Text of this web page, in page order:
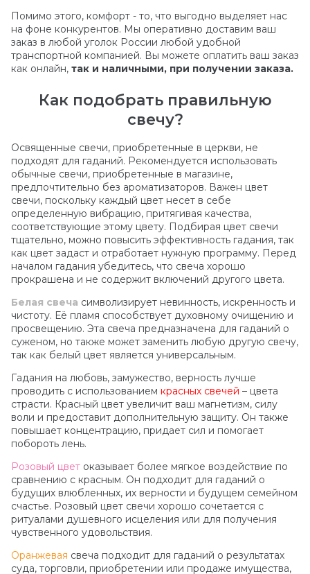
Помимо этого, комфорт - то, что выгодно выделяет нас
на фоне конкурентов. Мы оперативно доставим ваш
заказ в любой уголок России любой удобной
транспортной компанией. Вы можете оплатить ваш заказ
как онлайн, так и наличными, при получении заказа.
Как подобрать правильную
свечу?
Освященные свечи, приобретенные в церкви, не
подходят для гаданий. Рекомендуется использовать
обычные свечи, приобретенные в магазине,
предпочтительно без ароматизаторов. Важен цвет
свечи, поскольку каждый цвет несет в себе
определенную вибрацию, притягивая качества,
соответствующие этому цвету. Подбирая цвет свечи
тщательно, можно повысить эффективность гадания, так
как цвет задаст и отработает нужную программу. Перед
началом гадания убедитесь, что свеча хорошо
прокрашена и не содержит включений другого цвета.
Белая свеча символизирует невинность, искренность и
чистоту. Её пламя способствует духовному очищению и
просвещению. Эта свеча предназначена для гаданий о
суженом, но также может заменить любую другую свечу,
так как белый цвет является универсальным.
Гадания на любовь, замужество, верность лучше
проводить с использованием красных свечей – цвета
страсти. Красный цвет увеличит ваш магнетизм, силу
воли и предоставит дополнительную защиту. Он также
повышает концентрацию, придает сил и помогает
побороть лень.
Розовый цвет оказывает более мягкое воздействие по
сравнению с красным. Он подходит для гаданий о
будущих влюбленных, их верности и будущем семейном
счастье. Розовый цвет свечи хорошо сочетается с
ритуалами душевного исцеления или для получения
чувственного удовольствия.
Оранжевая свеча подходит для гаданий о результатах
суда, торговли, приобретении или продаже имущества,